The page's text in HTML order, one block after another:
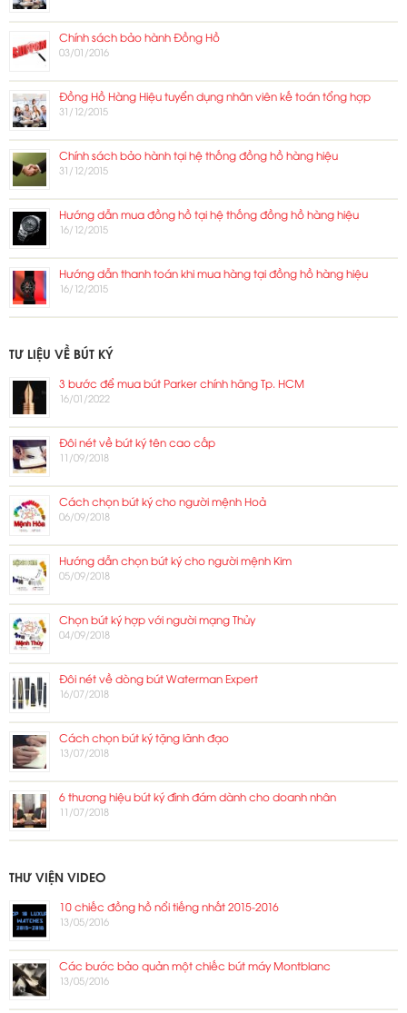
Chính sách bảo hành Đồng Hồ
03/01/2016
Đồng Hồ Hàng Hiệu tuyển dụng nhân viên kế toán tổng hợp
31/12/2015
Chính sách bảo hành tại hệ thống đồng hồ hàng hiệu
31/12/2015
Hướng dẫn mua đồng hồ tại hệ thống đồng hồ hàng hiệu
16/12/2015
Hướng dẫn thanh toán khi mua hàng tại đồng hồ hàng hiệu
16/12/2015
TƯ LIỆU VỀ BÚT KÝ
3 bước để mua bút Parker chính hãng Tp. HCM
16/01/2022
Đôi nét về bút ký tên cao cấp
11/09/2018
Cách chọn bút ký cho người mệnh Hoả
06/09/2018
Hướng dẫn chọn bút ký cho người mệnh Kim
05/09/2018
Chọn bút ký hợp với người mạng Thủy
04/09/2018
Đôi nét về dòng bút Waterman Expert
16/07/2018
Cách chọn bút ký tặng lãnh đạo
13/07/2018
6 thương hiệu bút ký đình đám dành cho doanh nhân
11/07/2018
THƯ VIỆN VIDEO
10 chiếc đồng hồ nổi tiếng nhất 2015-2016
13/05/2016
Các bước bảo quản một chiếc bút máy Montblanc
13/05/2016